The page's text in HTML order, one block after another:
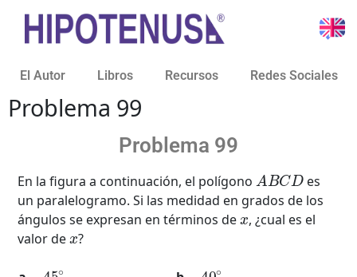
El Autor Libros Recursos Redes Sociales
Problema 99
Problema 99
En la figura a continuación, el polígono
A BCD
es
un paralelogramo. Si las medidad en grados de los
ángulos se expresan en términos de
x
, ¿cual es el
valor de
x
?
45∘ 40∘